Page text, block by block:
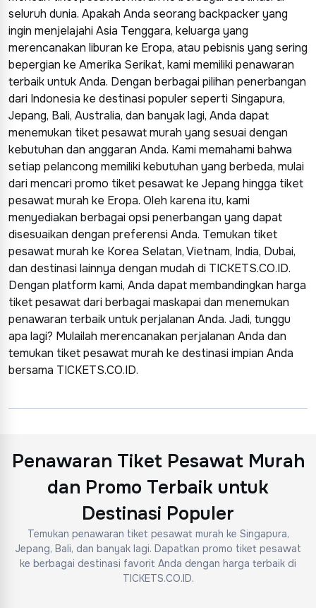
seluruh dunia. Apakah Anda seorang backpacker yang
ingin menjelajahi Asia Tenggara, keluarga yang
merencanakan liburan ke Eropa, atau pebisnis yang sering
bepergian ke Amerika Serikat, kami memiliki penawaran
terbaik untuk Anda. Dengan berbagai pilihan penerbangan
dari Indonesia ke destinasi populer seperti Singapura,
Jepang, Bali, Australia, dan banyak lagi, Anda dapat
menemukan tiket pesawat murah yang sesuai dengan
kebutuhan dan anggaran Anda. Kami memahami bahwa
setiap pelancong memiliki kebutuhan yang berbeda, mulai
dari mencari promo tiket pesawat ke Jepang hingga tiket
pesawat murah ke Eropa. Oleh karena itu, kami
menyediakan berbagai opsi penerbangan yang dapat
disesuaikan dengan preferensi Anda. Temukan tiket
pesawat murah ke Korea Selatan, Vietnam, India, Dubai,
dan destinasi lainnya dengan mudah di TICKETS.CO.ID.
Dengan platform kami, Anda dapat membandingkan harga
tiket pesawat dari berbagai maskapai dan menemukan
penawaran terbaik untuk perjalanan Anda. Jadi, tunggu
apa lagi? Mulailah merencanakan perjalanan Anda dan
temukan tiket pesawat murah ke destinasi impian Anda
bersama TICKETS.CO.ID.
Penawaran Tiket Pesawat Murah
dan Promo Terbaik untuk
Destinasi Populer
Temukan penawaran tiket pesawat murah ke Singapura,
Jepang, Bali, dan banyak lagi. Dapatkan promo tiket pesawat
ke berbagai destinasi favorit Anda dengan harga terbaik di
TICKETS.CO.ID.